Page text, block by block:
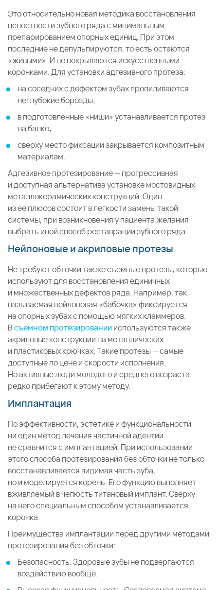
Это относительно новая методика восстановления
целостности зубного ряда с минимальным
препарированием опорных единиц. При этом
последние не депульпируются, то есть остаются
«живыми». И не покрываются искусственными
коронками. Для установки адгезивного протеза:
на соседних с дефектом зубах пропиливаются
неглубокие борозды;
в подготовленные «ниши» устанавливается протез
на балке;
сверху место фиксации закрывается композитным
материалам.
Адгезивное протезирование — прогрессивная
и доступная альтернатива установке мостовидных
металлокерамических конструкций. Один
из ее плюсов состоит в легкости замены такой
системы, при возникновения у пациента желания
выбрать иной способ реставрации зубного ряда.
Нейлоновые и акриловые протезы
Не требуют обточки также съемные протезы, которые
используют для восстановления единичных
и множественных дефектов ряда. Например, так
называемая нейлоновая «бабочка» фиксируется
на опорных зубах с помощью мягких кламмеров.
Всъемном протезированиииспользуются также
акриловые конструкции на металлических
и пластиковых крючках. Такие протезы — самые
доступные по цене и скорости исполнения.
Но активные люди молодого и среднего возраста
редко прибегают к этому методу.
Имплантация
По эффективности, эстетике и функциональности
ни один метод лечения частичной адентии
не сравнится с имплантацией. При использовании
этого способа протезирования без обточки не только
восстанавливается видимая часть зуба,
но и моделируется корень. Его функцию выполняет
вживляемый в челюсть титановый имплант. Сверху
на него специальным способом устанавливается
коронка.
Преимущества имплантации перед другими методами
протезирования без обточки:
Безопасность. Здоровые зубы не подвергаются
воздействию вообще.